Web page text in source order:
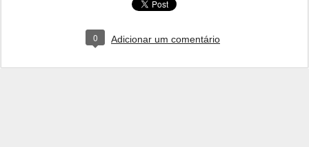
0 Adicionar um comentário